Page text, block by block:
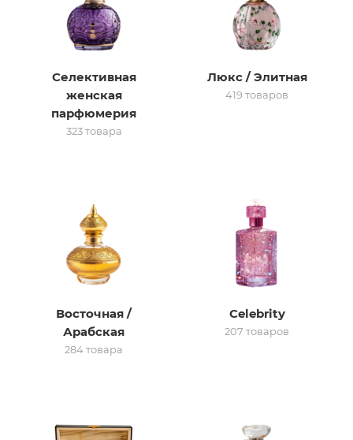
сертификат
Селективная
женская
парфюмерия
323 товара
Люкс / Элитная
419 товаров
Восточная /
Арабская
284 товара
Celebrity
207 товаров